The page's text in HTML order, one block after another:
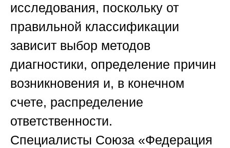
исследования, поскольку от
правильной классификации
зависит выбор методов
диагностики, определение причин
возникновения и, в конечном
счете, распределение
ответственности.
Специалисты Союза «Федерация